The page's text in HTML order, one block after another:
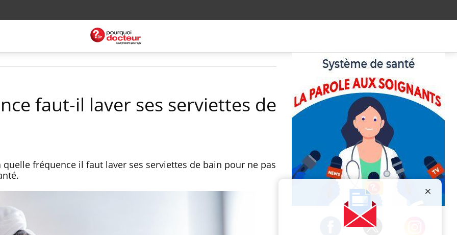
faut-il laver ses serviettes de
fréquence il faut laver ses serviettes de bain pour ne pas